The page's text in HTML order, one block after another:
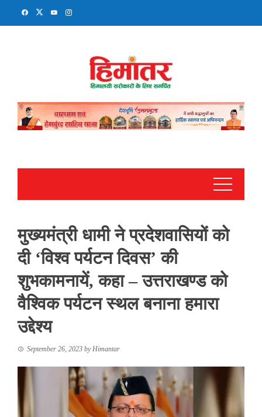
मुख्यमंत्री धामी ने प्रदेशवासियों को
दी ‘विश्व पर्यटन दिवस’ की
शुभकामनायें, कहा – उत्तराखण्ड को
वैश्विक पर्यटन स्थल बनाना हमारा
उद्देश्य
September 26, 2023 byHimantar